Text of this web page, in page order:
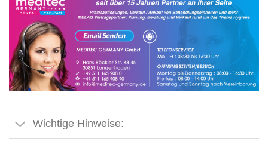
Wichtige Hinweise: